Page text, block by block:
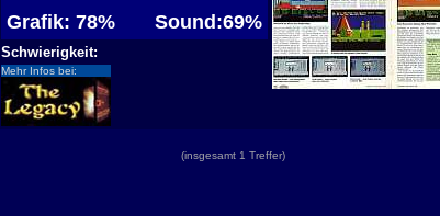
Grafik: 78% Sound:69%
Schwierigkeit:
Mehr Infos bei:
(insgesamt 1 Treffer)